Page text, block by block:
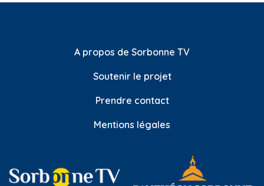
A propos de Sorbonne TV
Soutenir le projet
Prendre contact
Mentions légales